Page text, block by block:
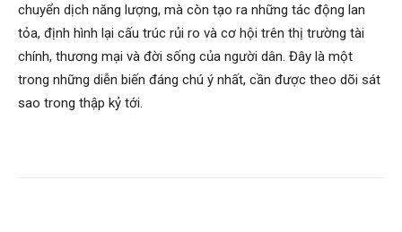
chuyển dịch năng lượng, mà còn tạo ra những tác động lan
tỏa, định hình lại cấu trúc rủi ro và cơ hội trên thị trường tài
chính, thương mại và đời sống của người dân. Đây là một
trong những diễn biến đáng chú ý nhất, cần được theo dõi sát
sao trong thập kỷ tới.